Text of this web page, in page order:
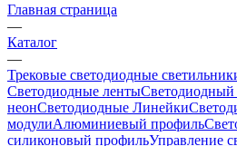
Главная страница
—
Каталог
—
Трековые светодиодные
Светодиодные лентыСветодиодный
неонСветодиодные Линейки
модулиАлюминиевый профиль
силиконовый профильУправление